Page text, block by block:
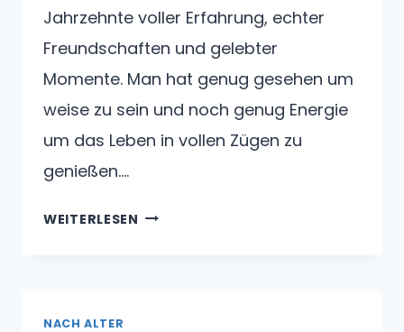
Jahrzehnte voller Erfahrung, echter
Freundschaften und gelebter
Momente. Man hat genug gesehen um
weise zu sein und noch genug Energie
um das Leben in vollen Zügen zu
genießen….
WEITERLESEN GEBURTSTAGSWÜNSCHE
NACH ALTER